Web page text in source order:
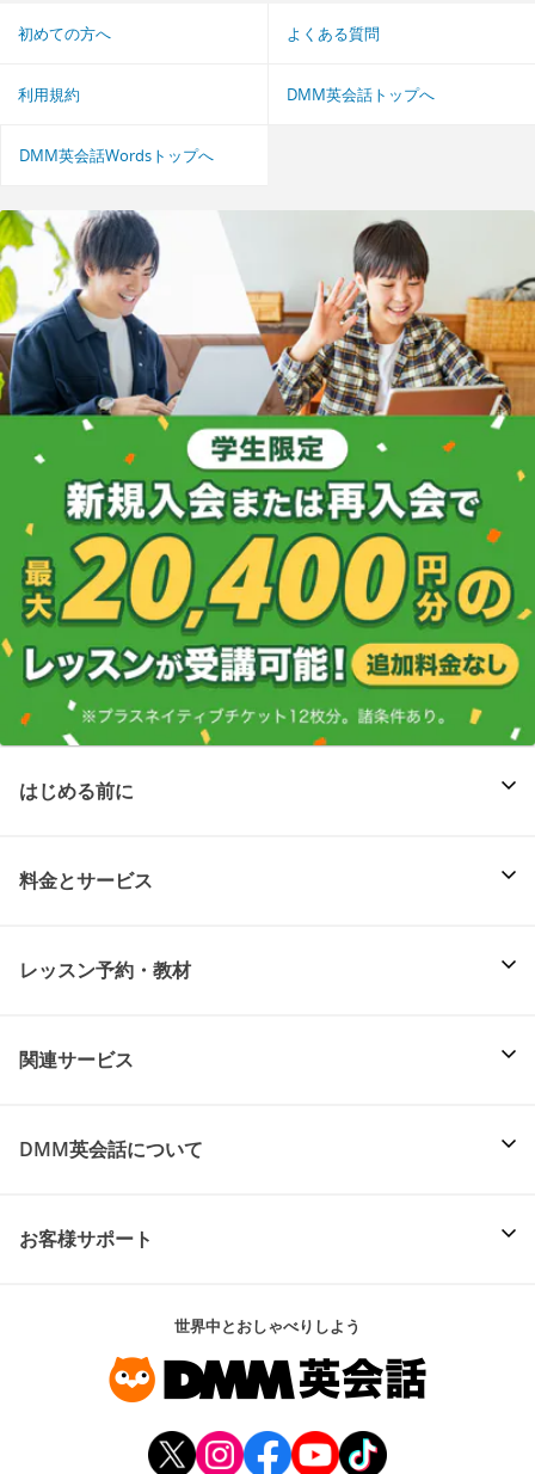
初めての方へ よくある質問
利用規約 DMM英会話トップへ
DMM英会話Wordsトップへ
はじめる前に
料金とサービス
レッスン予約・教材
関連サービス
DMM英会話について
お客様サポート
世界中とおしゃべりしよう